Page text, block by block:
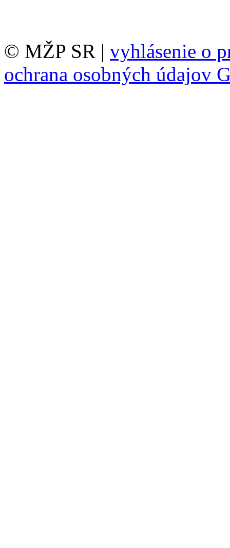
© MŽP SR | vyhlásenie o
ochrana osobných údajov